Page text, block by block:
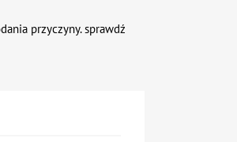
przyczyny. sprawdź